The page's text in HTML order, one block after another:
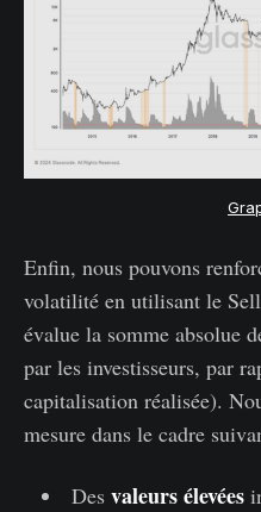
Enfin, nous pouvons
volatilité en utilisant le
évalue la somme absolue
par les investisseurs, par
capitalisation réalisée).
mesure dans le cadre
Des valeurs élevées